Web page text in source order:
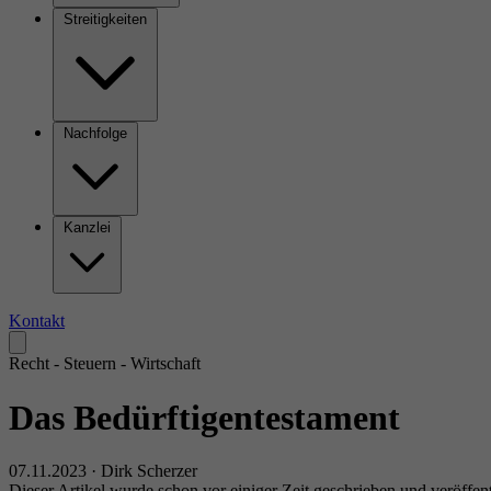
Streitigkeiten
Nachfolge
Kanzlei
Kontakt
Recht - Steuern - Wirtschaft
Das Bedürftigentestament
07.11.2023 · Dirk Scherzer